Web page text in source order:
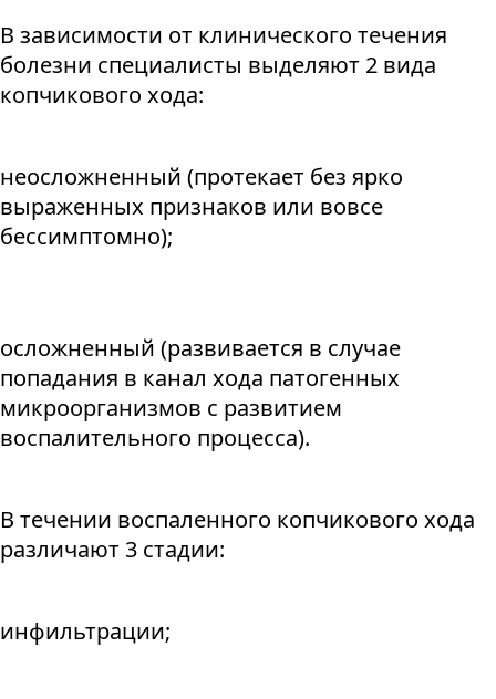
В зависимости от клинического течения
болезни специалисты выделяют 2 вида
копчикового хода:
неосложненный (протекает без ярко
выраженных признаков или вовсе
бессимптомно);
осложненный (развивается в случае
попадания в канал хода патогенных
микроорганизмов с развитием
воспалительного процесса).
В течении воспаленного копчикового хода
различают 3 стадии:
инфильтрации;